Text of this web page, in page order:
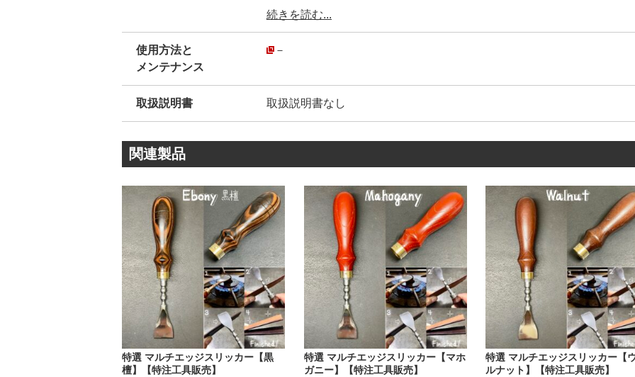
②削り出しの真鍮製の桂です。
1本線のラインを入れて、デザインを引き締めています。
・
続きを読む...
使用方法と
メンテナンス
－
取扱説明書 取扱説明書なし
関連製品
特選 マルチエッジスリッカー【黒
檀】【特注工具販売】
特選 マルチエッジスリッカー【マホ
ガニー】【特注工具販売】
特選 マルチエッジスリッカー【
ルナット】【特注工具販売】